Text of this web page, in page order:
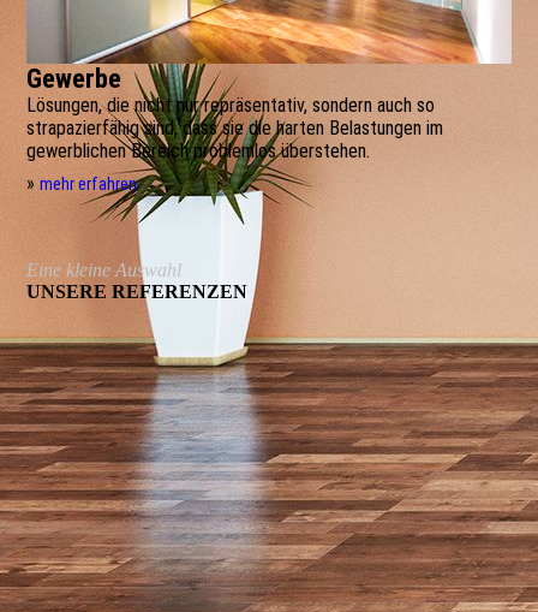
Gewerbe
Lösungen, die nicht nur repräsentativ, sondern auch so
strapazierfähig sind, dass sie die harten Belastungen im
gewerblichen Bereich problemlos überstehen.
»mehr erfahren
Eine kleine Auswahl
UNSERE REFERENZEN